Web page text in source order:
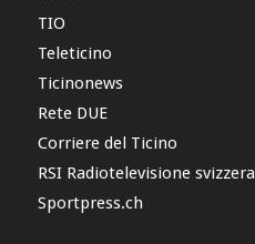
TIO
Teleticino
Ticinonews
Rete DUE
Corriere del Ticino
RSI Radiotelevisione svizzera
Sportpress.ch